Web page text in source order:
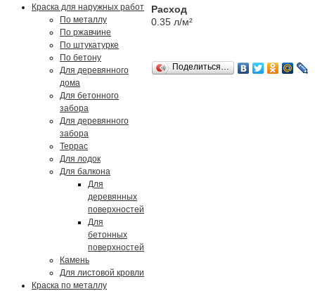
Краска для наружных работ
По металлу
По ржавчине
По штукатурке
По бетону
Для деревянного
дома
Для бетонного
забора
Для деревянного
забора
Террас
Для лодок
Для балкона
Для
деревянных
поверхностей
Для
бетонных
поверхностей
Камень
Для листовой кровли
Краска по металлу
Расход
0.35 л/м²
Поделиться…